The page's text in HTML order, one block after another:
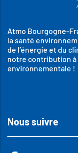
Atmo Bourgogne-
la santé
de l’énergie et du
notre contribution à
environnementale !
Nous suivre